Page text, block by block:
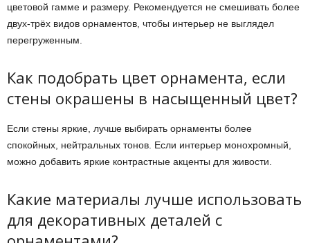
цветовой гамме и размеру. Рекомендуется не смешивать более
двух-трёх видов орнаментов, чтобы интерьер не выглядел
перегруженным.
Как подобрать цвет орнамента, если
стены окрашены в насыщенный цвет?
Если стены яркие, лучше выбирать орнаменты более
спокойных, нейтральных тонов. Если интерьер монохромный,
можно добавить яркие контрастные акценты для живости.
Какие материалы лучше использовать
для декоративных деталей с